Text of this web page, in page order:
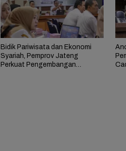
Bidik Pariwisata dan Ekonomi
Syariah, Pemprov Jateng
Perkuat Pengembangan